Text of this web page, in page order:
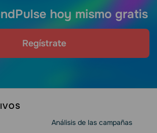
hoy mismo gratis
Regístrate
Análisis de las campañas